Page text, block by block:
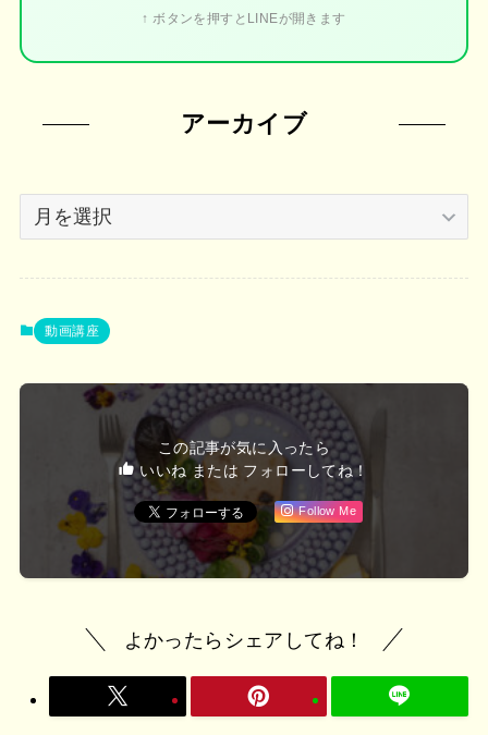
↑ ボタンを押すとLINEが開きます
アーカイブ
ア
ー
カ
ブ
動画講座
この記事が気に入ったら
いいね または フォローしてね！
Follow Me
よかったらシェアしてね！